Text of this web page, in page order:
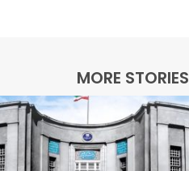
MORE STORIES